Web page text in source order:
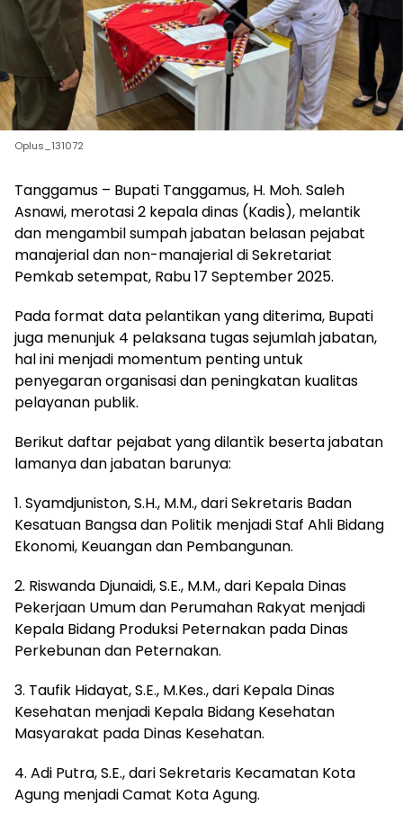
Oplus_131072
Tanggamus – Bupati Tanggamus, H. Moh. Saleh
Asnawi, merotasi 2 kepala dinas (Kadis), melantik
dan mengambil sumpah jabatan belasan pejabat
manajerial dan non-manajerial di Sekretariat
Pemkab setempat, Rabu 17 September 2025.
Pada format data pelantikan yang diterima, Bupati
juga menunjuk 4 pelaksana tugas sejumlah jabatan,
hal ini menjadi momentum penting untuk
penyegaran organisasi dan peningkatan kualitas
pelayanan publik.
Berikut daftar pejabat yang dilantik beserta jabatan
lamanya dan jabatan barunya:
1. Syamdjuniston, S.H., M.M., dari Sekretaris Badan
Kesatuan Bangsa dan Politik menjadi Staf Ahli Bidang
Ekonomi, Keuangan dan Pembangunan.
2. Riswanda Djunaidi, S.E., M.M., dari Kepala Dinas
Pekerjaan Umum dan Perumahan Rakyat menjadi
Kepala Bidang Produksi Peternakan pada Dinas
Perkebunan dan Peternakan.
3. Taufik Hidayat, S.E., M.Kes., dari Kepala Dinas
Kesehatan menjadi Kepala Bidang Kesehatan
Masyarakat pada Dinas Kesehatan.
4. Adi Putra, S.E., dari Sekretaris Kecamatan Kota
Agung menjadi Camat Kota Agung.